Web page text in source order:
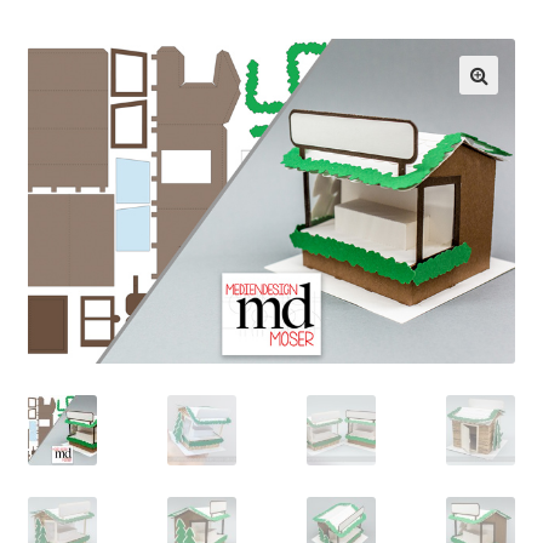
– Print/Cut Dateien mit Cricut Designspace verwenden
– Silhouette Geräte: Meine Plotterdateien in Silhouette
Studio verwenden
– SVG Dateien mit Brother ScanNCut verwenden
– SVG Dateien von Mediendesign Moser mit Cricut
Designspace verwenden
Allgemeine Geschäftsbedingungen
Cart
Checkout